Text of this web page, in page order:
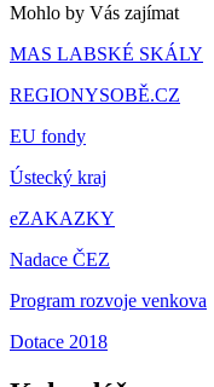
Mohlo by Vás zajímat
MAS LABSKÉ SKÁLY
REGIONYSOBĚ.CZ
EU fondy
Ústecký kraj
eZAKAZKY
Nadace ČEZ
Program rozvoje venkova
Dotace 2018